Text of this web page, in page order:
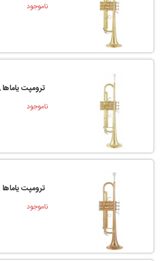
ناموجود
ترومپت یاماها YAMAHA YTR8335LA
ناموجود
ترومپت یاماها YAMAHA YTR4335 GII
ناموجود